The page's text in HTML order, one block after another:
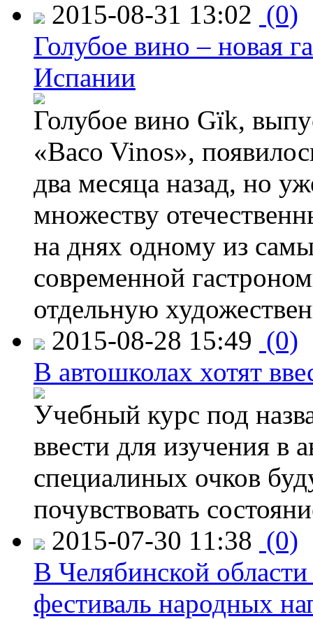
2015-08-31 13:02 (0)
Голубое вино – новая
Испании
Голубое вино Gïk,
«Baco Vinos»,
два месяца назад, но
множеству
на днях одному из
современной
отдельную
2015-08-28 15:49 (0)
В автошколах хотят
Учебный курс под
ввести для изучения
специалиных очков
почувствовать
2015-07-30 11:38 (0)
В Челябинской
фестиваль народных